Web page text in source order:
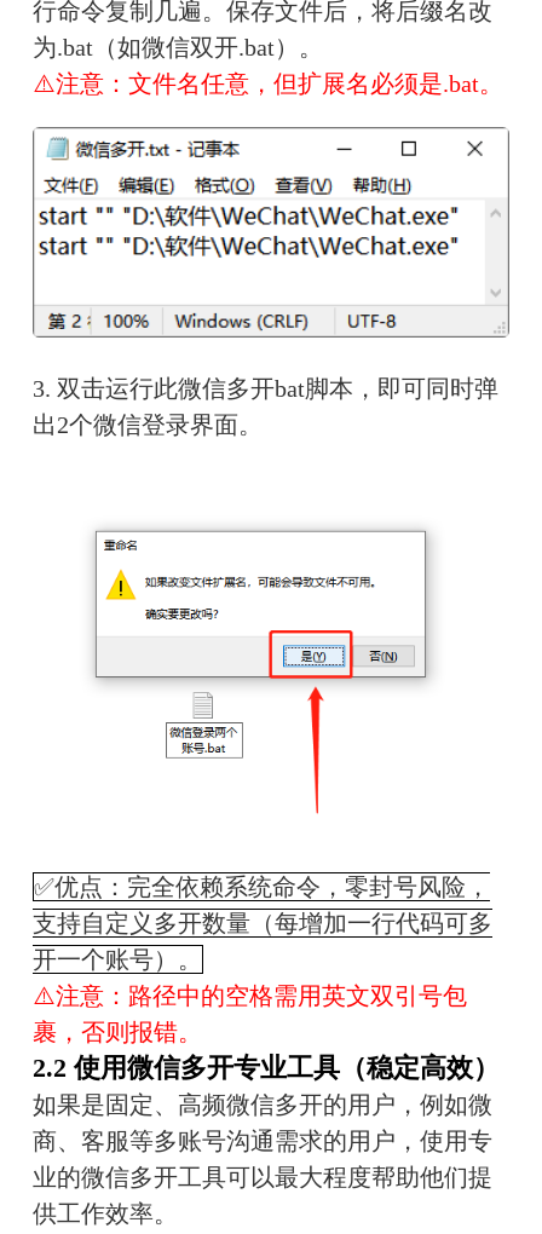
行命令复制几遍。保存文件后，将后缀名改
为.bat（如微信双开.bat）。
⚠️注意：文件名任意，但扩展名必须是.bat。
3. 双击运行此微信多开bat脚本，即可同时弹
出2个微信登录界面。
✅优点：完全依赖系统命令，零封号风险，
支持自定义多开数量（每增加一行代码可多
开一个账号）。
⚠️注意：路径中的空格需用英文双引号包
裹，否则报错。
2.2 使用微信多开专业工具（稳定高效）
如果是固定、高频微信多开的用户，例如微
商、客服等多账号沟通需求的用户，使用专
业的微信多开工具可以最大程度帮助他们提
供工作效率。